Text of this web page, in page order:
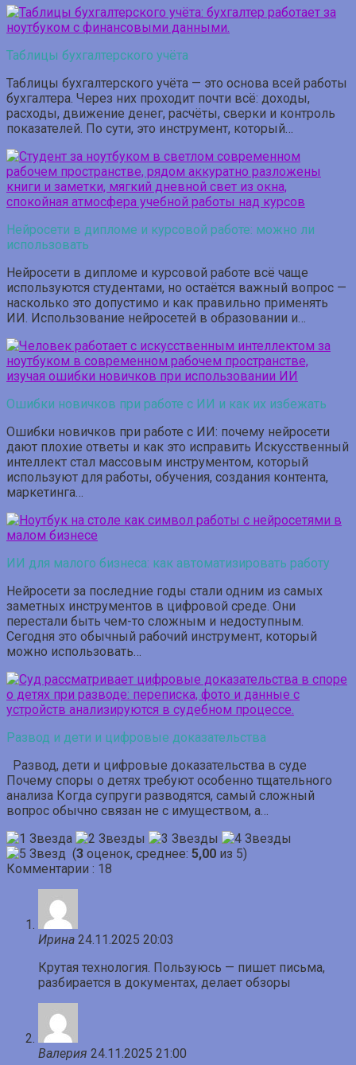
Таблицы бухгалтерского учёта
Таблицы бухгалтерского учёта — это основа всей работы
бухгалтера. Через них проходит почти всё: доходы,
расходы, движение денег, расчёты, сверки и контроль
показателей. По сути, это инструмент, который…
Нейросети в дипломе и курсовой работе: можно ли
использовать
Нейросети в дипломе и курсовой работе всё чаще
используются студентами, но остаётся важный вопрос —
насколько это допустимо и как правильно применять
ИИ. Использование нейросетей в образовании и…
Ошибки новичков при работе с ИИ и как их избежать
Ошибки новичков при работе с ИИ: почему нейросети
дают плохие ответы и как это исправить Искусственный
интеллект стал массовым инструментом, который
используют для работы, обучения, создания контента,
маркетинга…
ИИ для малого бизнеса: как автоматизировать работу
Нейросети за последние годы стали одним из самых
заметных инструментов в цифровой среде. Они
перестали быть чем-то сложным и недоступным.
Сегодня это обычный рабочий инструмент, который
можно использовать…
Развод и дети и цифровые доказательства
Развод, дети и цифровые доказательства в суде
Почему споры о детях требуют особенно тщательного
анализа Когда супруги разводятся, самый сложный
вопрос обычно связан не с имуществом, а…
(3 оценок, среднее: 5,00 из 5)
Комментарии : 18
Ирина 24.11.2025 20:03
Крутая технология. Пользуюсь — пишет письма,
разбирается в документах, делает обзоры
Валерия 24.11.2025 21:00